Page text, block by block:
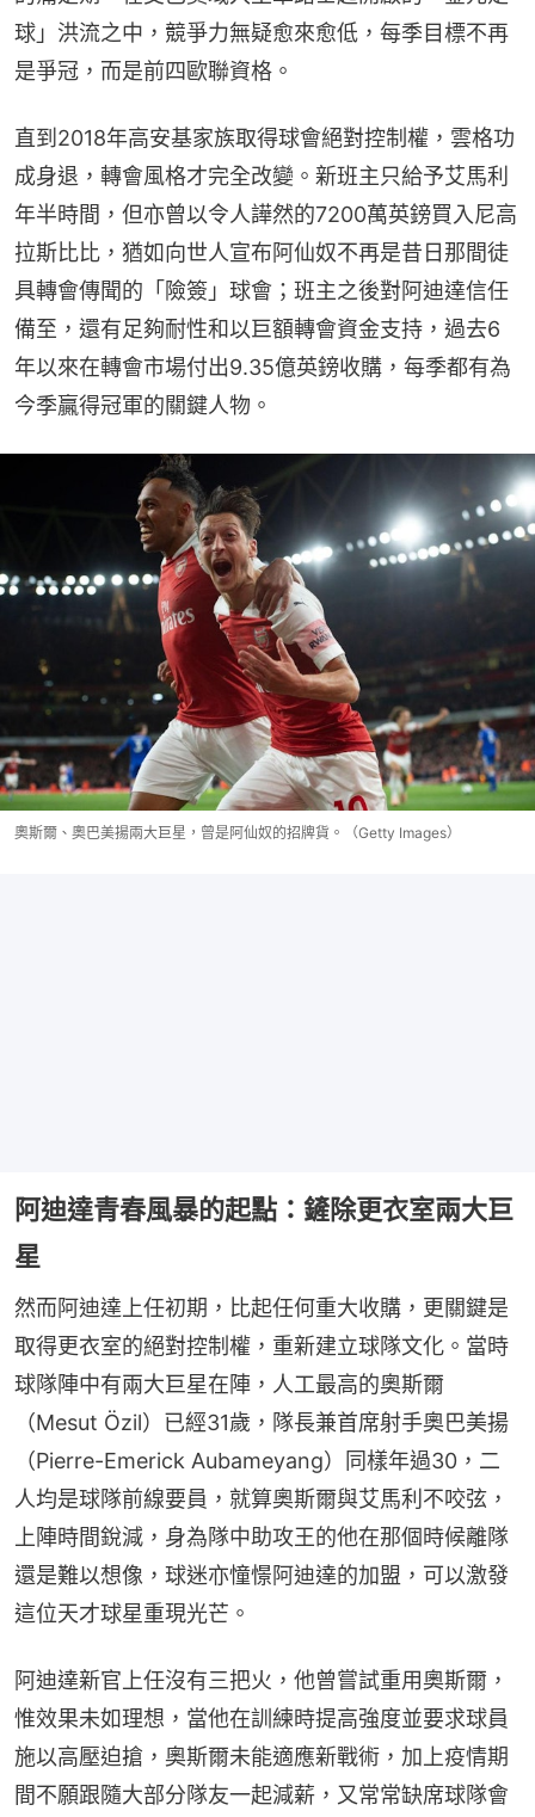
球」洪流之中，競爭力無疑愈來愈低，每季目標不再
是爭冠，而是前四歐聯資格。
直到2018年高安基家族取得球會絕對控制權，雲格功
成身退，轉會風格才完全改變。新班主只給予艾馬利
年半時間，但亦曾以令人譁然的7200萬英鎊買入尼高
拉斯比比，猶如向世人宣布阿仙奴不再是昔日那間徒
具轉會傳聞的「險簽」球會；班主之後對阿迪達信任
備至，還有足夠耐性和以巨額轉會資金支持，過去6
年以來在轉會市場付出9.35億英鎊收購，每季都有為
今季贏得冠軍的關鍵人物。
奧斯爾、奧巴美揚兩大巨星，曾是阿仙奴的招牌貨。（Getty Images）
阿迪達青春風暴的起點：鏟除更衣室兩大巨
星
然而阿迪達上任初期，比起任何重大收購，更關鍵是
取得更衣室的絕對控制權，重新建立球隊文化。當時
球隊陣中有兩大巨星在陣，人工最高的奧斯爾
（Mesut Özil）已經31歲，隊長兼首席射手奧巴美揚
（Pierre-Emerick Aubameyang）同樣年過30，二
人均是球隊前線要員，就算奧斯爾與艾馬利不咬弦，
上陣時間銳減，身為隊中助攻王的他在那個時候離隊
還是難以想像，球迷亦憧憬阿迪達的加盟，可以激發
這位天才球星重現光芒。
阿迪達新官上任沒有三把火，他曾嘗試重用奧斯爾，
惟效果未如理想，當他在訓練時提高強度並要求球員
施以高壓迫搶，奧斯爾未能適應新戰術，加上疫情期
間不願跟隨大部分隊友一起減薪，又常常缺席球隊會